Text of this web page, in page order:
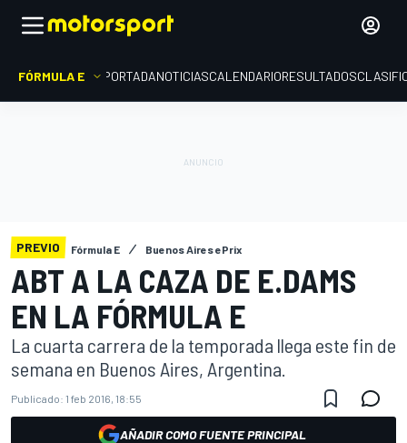
FÓRMULA E PORTADANOTICIASCALENDARIORESULTADOS
PREVIO Fórmula E Buenos Aires ePrix
ABT A LA CAZA DE E.DAMS
EN LA FÓRMULA E
La cuarta carrera de la temporada llega este fin de
semana en Buenos Aires, Argentina.
Publicado: 1 feb 2016, 18:55
AÑADIR COMO FUENTE PRINCIPAL